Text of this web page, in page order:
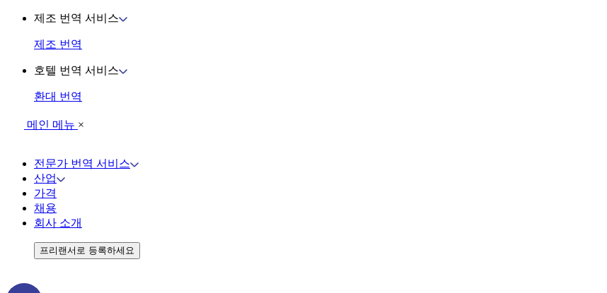
제조 번역 서비스
제조 번역
호텔 번역 서비스
환대 번역
메인 메뉴 ×
전문가 번역 서비스
산업
가격
채용
회사 소개
프리랜서로 등록하세요